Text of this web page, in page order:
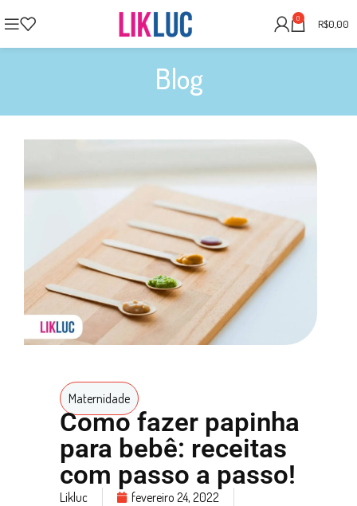
0 R$0,00
Blog
Maternidade
Como fazer papinha
para bebê: receitas
com passo a passo!
Likluc
fevereiro 24, 2022